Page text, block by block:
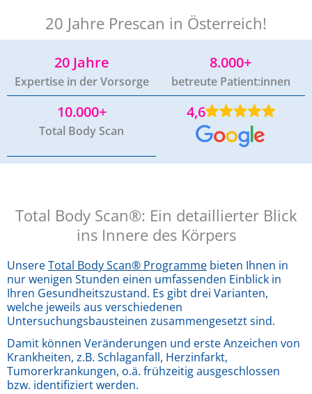
20 Jahre Prescan in Österreich!
20 Jahre
Expertise in der Vorsorge
8.000+
betreute Patient:innen
10.000+
Total Body Scan
4,6
Total Body Scan®: Ein detaillierter Blick
ins Innere des Körpers
UnsereTotal Body Scan® Programme bieten Ihnen in
nur wenigen Stunden einen umfassenden Einblick in
Ihren Gesundheitszustand. Es gibt drei Varianten,
welche jeweils aus verschiedenen
Untersuchungsbausteinen zusammengesetzt sind.
Damit können Veränderungen und erste Anzeichen von
Krankheiten, z.B. Schlaganfall, Herzinfarkt,
Tumorerkrankungen, o.ä. frühzeitig ausgeschlossen
bzw. identifiziert werden.